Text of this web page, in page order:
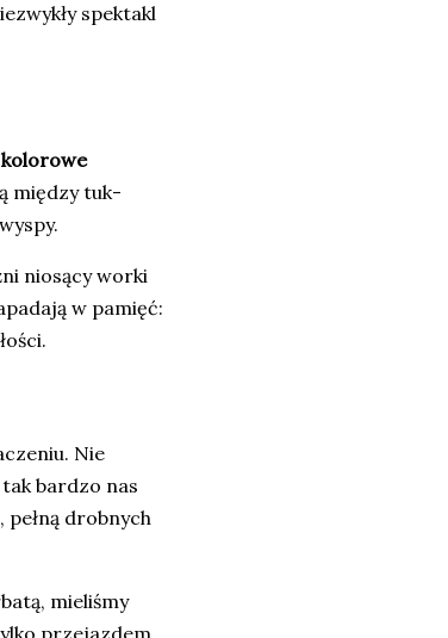
spektakl
kolorowe
między tuk-
niosący worki
w pamięć:
Nie
bardzo nas
drobnych
mieliśmy